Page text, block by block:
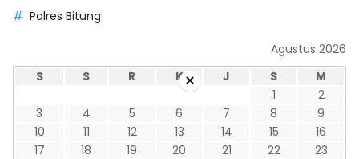
Polres Bitung
Agustus 2026
S
S R K J S
M
1
2
3
4 5 6 7 8
9
10
11 12 13 14 15
16
17
18 19 20 21 22
23
×